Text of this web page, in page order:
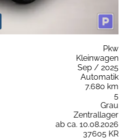
Pkw
Kleinwagen
Sep / 2025
Automatik
7.680 km
5
Grau
Zentrallager
ab ca. 10.08.2026
37605 KR